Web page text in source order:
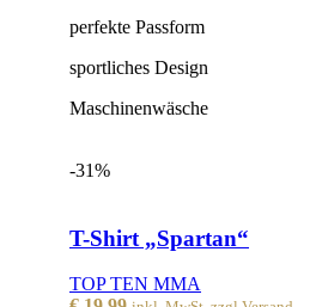
perfekte Passform
sportliches Design
Maschinenwäsche
-31%
T-Shirt „Spartan“
TOP TEN MMA